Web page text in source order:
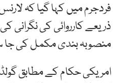
فردجرم میں کہا گیا کہ
ذریعے کارروائی کی نگرانی
منصوبہ بندی مکمل کی
امریکی حکام کے مطابق